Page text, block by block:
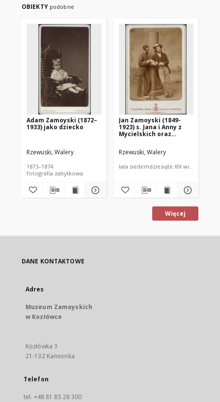
OBIEKTY podobne
Adam Zamoyski (1872–
1933) jako dziecko
Rzewuski, Walery
1873–1874
fotografia zabytkowa
Jan Zamoyski (1849-
1923) s. Jana i Anny z
Mycielskich oraz
(1855-1908) s.
Aleksandra i Pelagii z
Rzewuski, Walery
lata siedemdziesiąte XIX wieku
Więcej
DANE KONTAKTOWE
Adres
Muzeum Zamoyskich
w Kozłówce
Kozłówka 3
21-132 Kamionka
Telefon
tel. +48 81 85 28 300